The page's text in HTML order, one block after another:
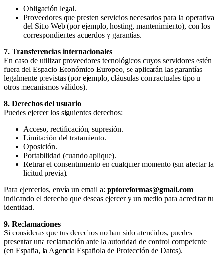
Obligación legal.
Proveedores que presten servicios necesarios para la operativa
del Sitio Web (por ejemplo, hosting, mantenimiento), con los
correspondientes acuerdos y garantías.
7. Transferencias internacionales
En caso de utilizar proveedores tecnológicos cuyos servidores estén
fuera del Espacio Económico Europeo, se aplicarán las garantías
legalmente previstas (por ejemplo, cláusulas contractuales tipo u
otros mecanismos válidos).
8. Derechos del usuario
Puedes ejercer los siguientes derechos:
Acceso, rectificación, supresión.
Limitación del tratamiento.
Oposición.
Portabilidad (cuando aplique).
Retirar el consentimiento en cualquier momento (sin afectar la
licitud previa).
Para ejercerlos, envía un email a: pptoreformas@gmail.com
indicando el derecho que deseas ejercer y un medio para acreditar tu
identidad.
9. Reclamaciones
Si consideras que tus derechos no han sido atendidos, puedes
presentar una reclamación ante la autoridad de control competente
(en España, la Agencia Española de Protección de Datos).